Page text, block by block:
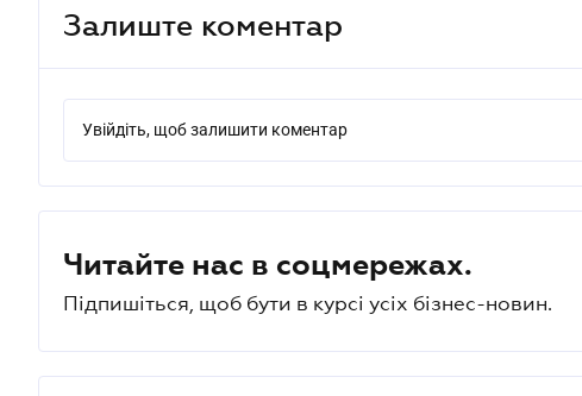
Залиште коментар
Увійдіть, щоб залишити коментар
Читайте нас в соцмережах.
Підпишіться, щоб бути в курсі усіх бізнес-новин.